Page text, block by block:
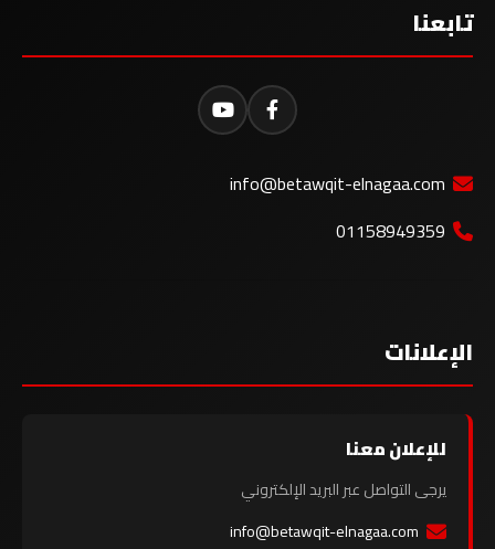
تابعنا
info@betawqit-elnagaa.com
01158949359
الإعلانات
للإعلان معنا
يرجى التواصل عبر البريد الإلكتروني
info@betawqit-elnagaa.com